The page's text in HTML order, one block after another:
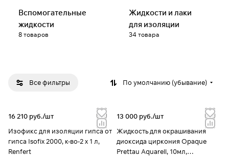
Вспомогательные
жидкости
8 товаров
Жидкости и лаки
для изоляции
34 товара
Все фильтры По умолчанию (убывание)
16 210 руб./шт
Изофикс для изоляции гипса от
гипса Isofix 2000, к-во-2 x 1 л,
Renfert
13 000 руб./шт
Жидкость для окрашивания
диоксида циркония Opaque
Prettau Aquarell, 10мл,